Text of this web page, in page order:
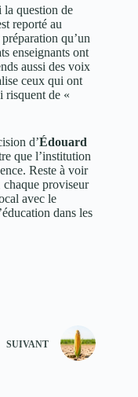
la question de
reporté au
qu’un
enseignants ont
aussi des voix
ceux qui ont
risquent de «
d’Édouard
que l’institution
Reste à voir
chaque proviseur
avec le
dans les
SUIVANT